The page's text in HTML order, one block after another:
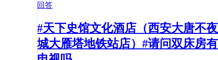
回答
#天下史馆文化酒店（西安大唐不夜
城大雁塔地铁站店）#请问双床房有